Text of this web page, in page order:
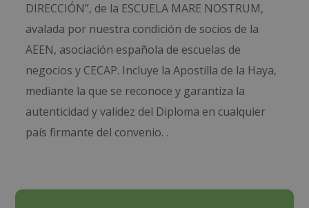
DIRECCIÓN”, de la ESCUELA MARE NOSTRUM,
avalada por nuestra condición de socios de la
AEEN, asociación española de escuelas de
negocios y CECAP. Incluye la Apostilla de la Haya,
mediante la que se reconoce y garantiza la
autenticidad y validez del Diploma en cualquier
país firmante del convenio. .